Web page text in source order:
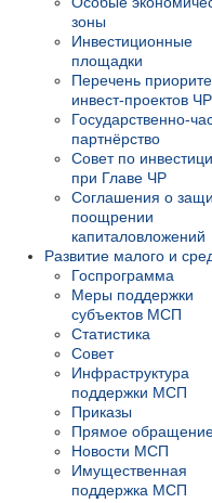
зоны
Инвестиционные
площадки
Перечень
инвест-проектов ЧР
Государственно-
партнёрство
Совет по
при Главе ЧР
Соглашения о
поощрении
капиталовложений
Развитие малого и
Госпрограмма
Меры поддержки
субъектов МСП
Статистика
Совет
Инфраструктура
поддержки МСП
Приказы
Прямое
Новости МСП
Имущественная
поддержка МСП